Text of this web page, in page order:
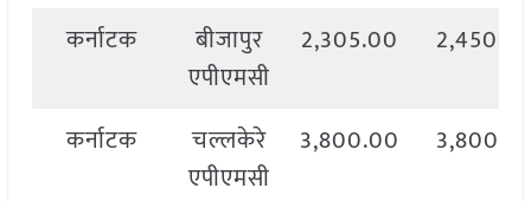
कर्नाटक
बीजापुर
एपीएमसी
2,305.00
कर्नाटक
चल्लकेरे
एपीएमसी
3,800.00